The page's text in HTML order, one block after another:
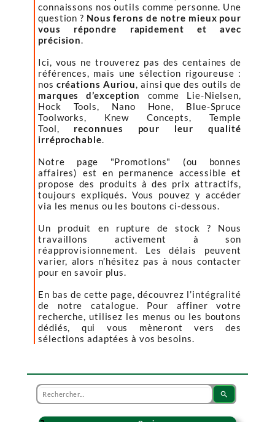
connaissons nos outils comme personne. Une
question ? Nous ferons de notre mieux pour
vous répondre rapidement et avec
précision.
Ici, vous ne trouverez pas des centaines de
références, mais une sélection rigoureuse :
nos créations Auriou, ainsi que des outils de
marques d’exception
comme Lie-Nielsen,
Hock Tools, Nano Hone, Blue-Spruce
Toolworks, Knew Concepts, Temple
Tool, reconnues pour leur qualité
irréprochable.
Notre page "Promotions" (ou bonnes
affaires) est en permanence accessible et
propose des produits à des prix attractifs,
toujours expliqués. Vous pouvez y accéder
via les menus ou les boutons ci-dessous.
Un produit en rupture de stock ? Nous
travaillons activement à son
réapprovisionnement. Les délais peuvent
varier, alors n’hésitez pas à nous contacter
pour en savoir plus.
En bas de cette page, découvrez l’intégralité
de notre catalogue. Pour affiner votre
recherche, utilisez les menus ou les boutons
dédiés, qui vous mèneront vers des
sélections adaptées à vos besoins.
search